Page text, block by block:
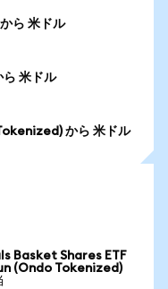
ら 米ドル
米ドル
から 米ドル
Basket Shares ETF
(Ondo Tokenized)